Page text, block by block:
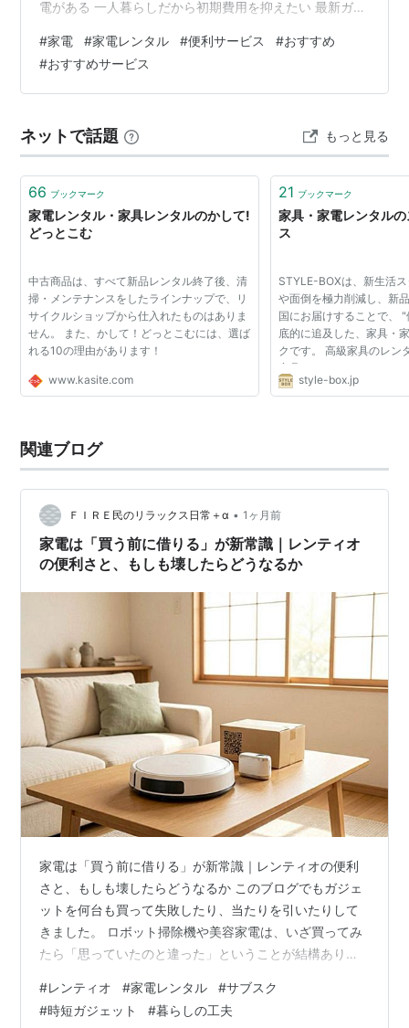
電がある 一人暮らしだから初期費用を抑えたい 最新ガジ
ん進化しています。 しかし、その分価格も高くなってお
り、 「欲しいけど高い...」 「買って失敗したらどうしよ
う...」 と悩む方も少なくありません。 そんな時におすす
ンタルできるため、 購入するよりも費用を抑えられるだ
け…
#家電 #家電レンタル #便利サービス #おすすめ
#おすすめサービス
ネットで話題 もっと見る
66 ブックマーク
家電レンタル・家具レンタルのかして!
どっとこむ
中古商品は、すべて新品レンタル終了後、清
掃・メンテナンスをしたラインナップで、リ
サイクルショップから仕入れたものはありま
せん。 また、かして！どっとこむには、選ば
れる10の理由があります！
www.kasite.com
21 ブックマーク
家具・家電レンタル
ス
STYLE-BOXは、新生活
や面倒を極力削減し、新
国にお届けすることで、
底的に追及した、家具・
クです。 高級家具のレン
家具インテリアSTYLICS
家電アイテムの商品変更
style-box.jp
関連ブログ
ＦＩＲＥ民のリラックス日常＋α • 1ヶ月前
家電は「買う前に借りる」が新常識｜レンティオ
の便利さと、もしも壊したらどうなるか
家電は「買う前に借りる」が新常識｜レンティオの便利
さと、もしも壊したらどうなるか このブログでもガジェ
ットを何台も買って失敗したり、当たりを引いたりして
きました。 ロボット掃除機や美容家電は、いざ買ってみ
たら「思っていたのと違った」ということが結構ありま
思うことが多いです。 そこで気になったのが、家電のレ
ンタル・サブスクサービス「レンティオ」です。 買わず
#レンティオ #家電レンタル #サブスク
#時短ガジェット #暮らしの工夫